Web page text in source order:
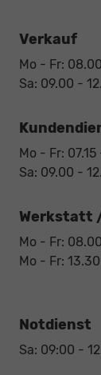
Verkauf
Mo - Fr:
Sa: 09.00 -
Mo - Fr:
Sa: 09.00 -
Werkstatt
Mo - Fr:
Mo - Fr:
Notdienst
Sa: 09:00 -